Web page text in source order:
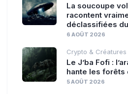
La soucoupe
racontent
déclassifiées du
6 AOÛT 2026
Crypto & Créatures
Le J’ba Fofi :
hante les forêts
5 AOÛT 2026